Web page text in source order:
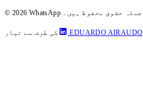
کی طرف سے تیار EDUARDO AIRAUDO